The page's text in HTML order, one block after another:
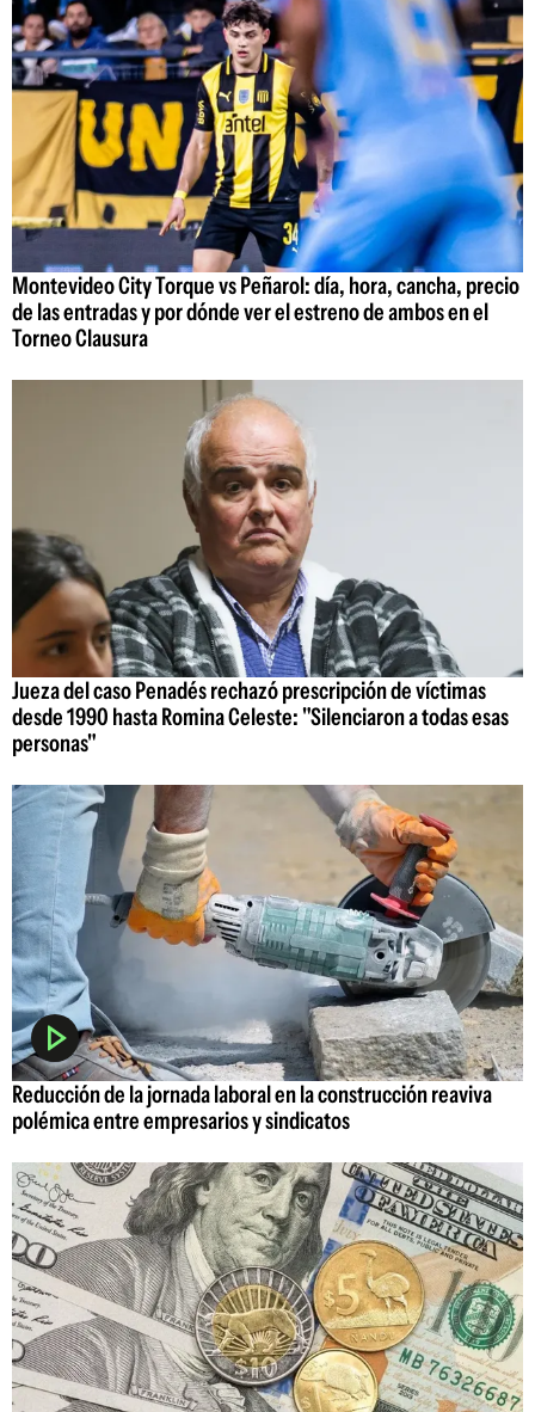
Montevideo City Torque vs Peñarol: día, hora, cancha, precio
de las entradas y por dónde ver el estreno de ambos en el
Torneo Clausura
Jueza del caso Penadés rechazó prescripción de víctimas
desde 1990 hasta Romina Celeste: "Silenciaron a todas esas
personas"
Reducción de la jornada laboral en la construcción reaviva
polémica entre empresarios y sindicatos